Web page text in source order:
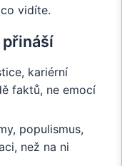
vidíte.
přináší
kariérní
faktů, ne emocí
populismus,
než na ni